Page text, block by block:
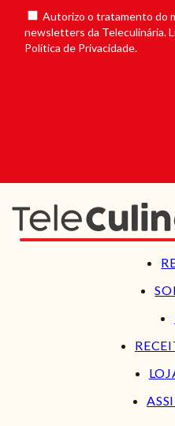
Autorizo o tratamento do
newsletters da Teleculinária.
Política de Privacidade.